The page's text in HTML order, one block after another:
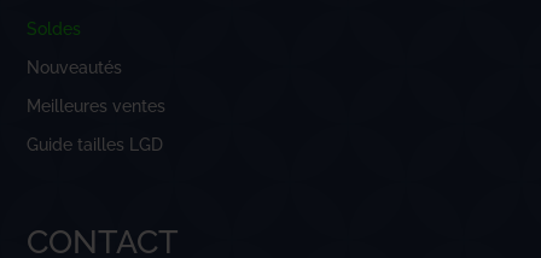
Soldes
Nouveautés
Meilleures ventes
Guide tailles LGD
CONTACT